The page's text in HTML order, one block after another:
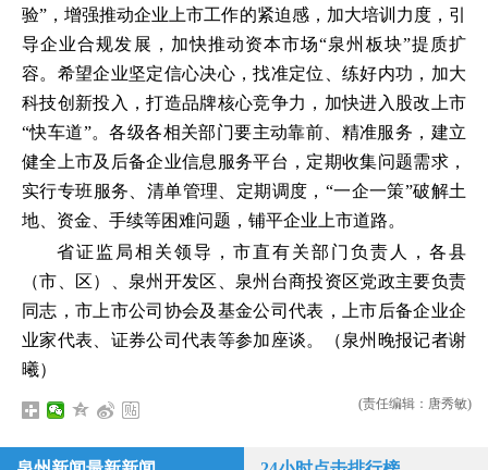
验”，增强推动企业上市工作的紧迫感，加大培训力度，引
导企业合规发展，加快推动资本市场“泉州板块”提质扩
容。希望企业坚定信心决心，找准定位、练好内功，加大
科技创新投入，打造品牌核心竞争力，加快进入股改上市
“快车道”。各级各相关部门要主动靠前、精准服务，建立
健全上市及后备企业信息服务平台，定期收集问题需求，
实行专班服务、清单管理、定期调度，“一企一策”破解土
地、资金、手续等困难问题，铺平企业上市道路。
省证监局相关领导，市直有关部门负责人，各县
（市、区）、泉州开发区、泉州台商投资区党政主要负责
同志，市上市公司协会及基金公司代表，上市后备企业企
业家代表、证券公司代表等参加座谈。（泉州晚报记者谢
曦）
(责任编辑：唐秀敏)